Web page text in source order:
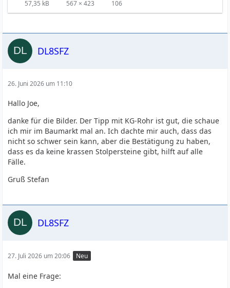
57,35 kB 567 × 423 106
DL8SFZ
26. Juni 2026 um 11:10
Hallo Joe,
danke für die Bilder. Der Tipp mit KG-Rohr ist gut, die schaue
ich mir im Baumarkt mal an. Ich dachte mir auch, dass das
nicht so schwer sein kann, aber die Bestätigung zu haben,
dass es da keine krassen Stolpersteine gibt, hilft auf alle
Fälle.
Gruß Stefan
DL8SFZ
27. Juli 2026 um 20:06 Neu
Mal eine Frage: